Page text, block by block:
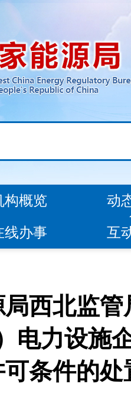
构概览
动
线办事
互
局西北监
电力设施
可条件的处